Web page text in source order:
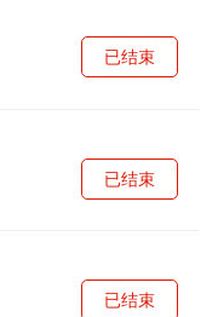
已结束
已结束
已结束